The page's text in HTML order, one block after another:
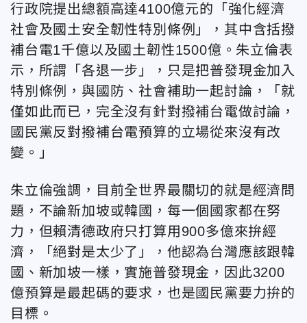
行政院提出總額高達4100億元的「強化經濟
社會及國土安全韌性特別條例」，其中含括撥
補台電1千億以及國土韌性1500億。朱立倫表
示，所謂「各退一步」，只是把普發現金加入
特別條例，與國防、社會補助一起討論，「就
僅如此而已，完全沒有針對撥補台電做討論，
國民黨反對撥補台電預算的立場從來沒有改
變。」
朱立倫強調，目前全世界最關切的就是經濟問
題，不論新加坡或韓國，每一個國家都在努
力，但賴清德政府只打算用900多億來拚經
濟，「絕對是太少了」，他認為台灣應該跟韓
國、新加坡一樣，實施普發現金，因此3200
億預算是最起碼的要求，也是國民黨要力拚的
目標。